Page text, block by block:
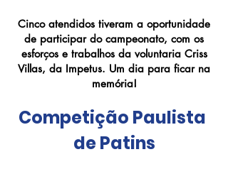
Cinco atendidos tiveram a oportunidade
de participar do campeonato, com os
esforços e trabalhos da voluntaria Criss
Villas, da Impetus. Um dia para ficar na
memória!
Competição Paulista
de Patins